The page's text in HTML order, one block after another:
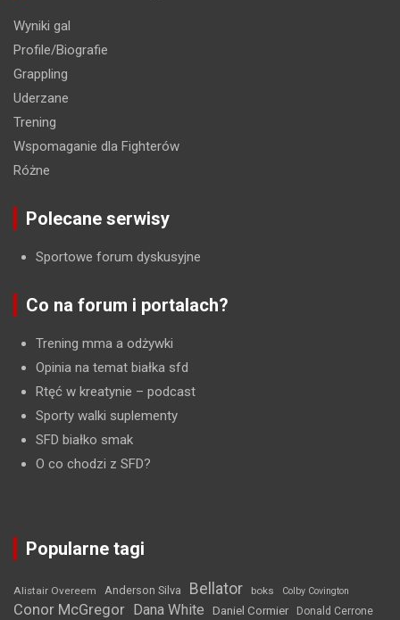
Wyniki gal
Profile/Biografie
Grappling
Uderzane
Trening
Wspomaganie dla Fighterów
Różne
Polecane serwisy
Sportowe forum dyskusyjne
Co na forum i portalach?
Trening mma a odżywki
Opinia na temat białka sfd
Rtęć w kreatynie – podcast
Sporty walki suplementy
SFD białko smak
O co chodzi z SFD?
Popularne tagi
Alistair Overeem Anderson Silva Bellator boks Colby Covington
Conor McGregor Dana White Daniel Cormier Donald Cerrone